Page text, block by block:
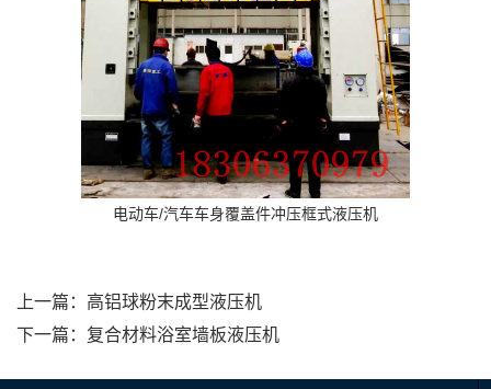
电动车/汽车车身覆盖件冲压框式液压机
上一篇： 高铝球粉末成型液压机
下一篇： 复合材料浴室墙板液压机